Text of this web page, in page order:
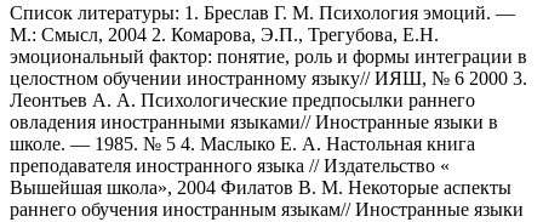
Список литературы: 1. Бреслав Г. М. Психология эмоций. —
М.: Смысл, 2004 2. Комарова, Э.П., Трегубова, Е.Н.
эмоциональный фактор: понятие, роль и формы интеграции в
целостном обучении иностранному языку// ИЯШ, № 6 2000 3.
Леонтьев А. А. Психологические предпосылки раннего
овладения иностранными языками// Иностранные языки в
школе. — 1985. № 5 4. Маслыко Е. А. Настольная книга
преподавателя иностранного языка // Издательство «
Вышейшая школа», 2004 Филатов В. М. Некоторые аспекты
раннего обучения иностранным языкам// Иностранные языки